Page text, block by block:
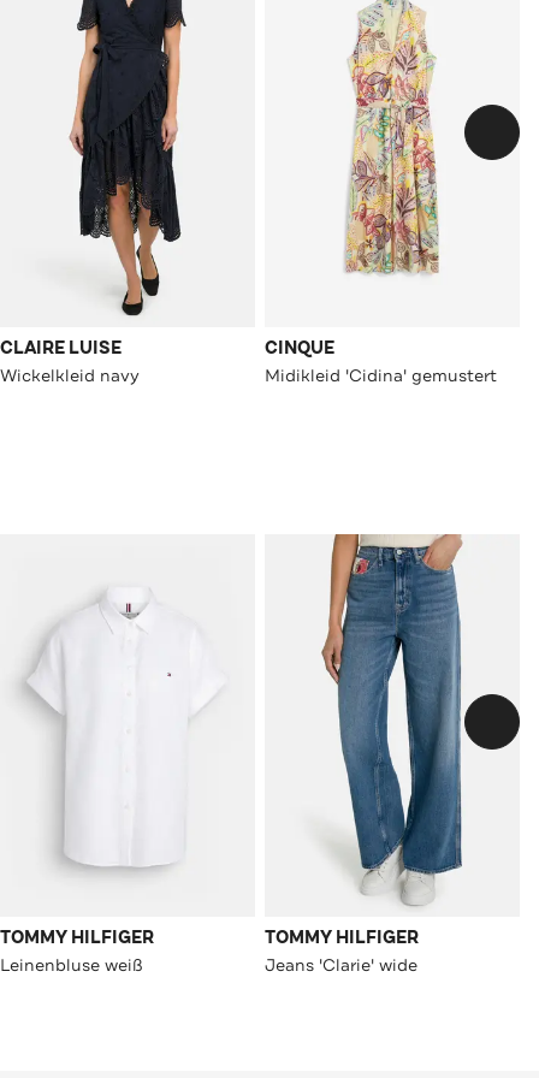
CLAIRE LUISE
Wickelkleid navy
CINQUE
Midikleid 'Cidina' gemustert
TOMMY HILFIGER
Leinenbluse weiß
TOMMY HILFIGER
Jeans 'Clarie' wide